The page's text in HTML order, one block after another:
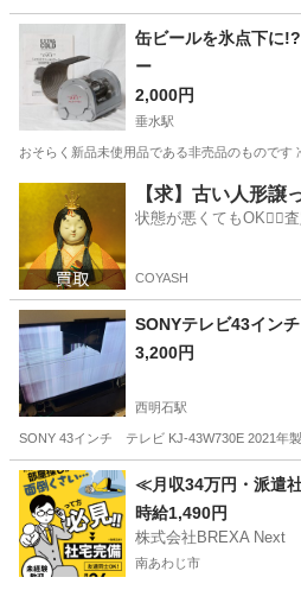
兵庫 高砂市 曽根駅 季節、空調家電
缶ビールを氷点下に
ー
2,000円
垂水駅
おそらく新品未使用品である非売品のもので
垂水駅 生活家電
【求】古い人形譲
状態が悪くてもOK🙆‍♀️
COYASH
SONYテレビ43イン
3,200円
西明石駅
SONY 43インチ テレビ KJ-43W730E 2021年
兵庫 明石市 西明石駅 テレビ
≪月収34万円・派遣
時給1,490円
株式会社BREXA Next
南あわじ市